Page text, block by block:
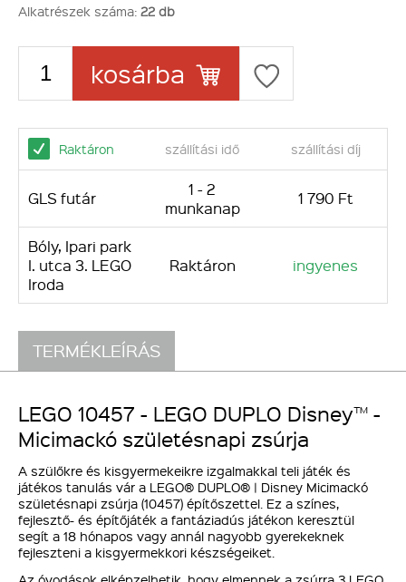
Alkatrészek száma: 22 db
kosárba
Raktáron szállítási idő szállítási díj
GLS futár
1 - 2
munkanap
1 790 Ft
Bóly, Ipari park
I. utca 3. LEGO
Iroda
Raktáron ingyenes
TERMÉKLEÍRÁS
LEGO 10457 - LEGO DUPLO Disney™ -
Micimackó születésnapi zsúrja
A szülőkre és kisgyermekeikre izgalmakkal teli játék és
játékos tanulás vár a LEGO® DUPLO® | Disney Micimackó
születésnapi zsúrja (10457) építőszettel. Ez a színes,
fejlesztő- és építőjáték a fantáziadús játékon keresztül
segít a 18 hónapos vagy annál nagyobb gyerekeknek
fejleszteni a kisgyermekkori készségeiket.